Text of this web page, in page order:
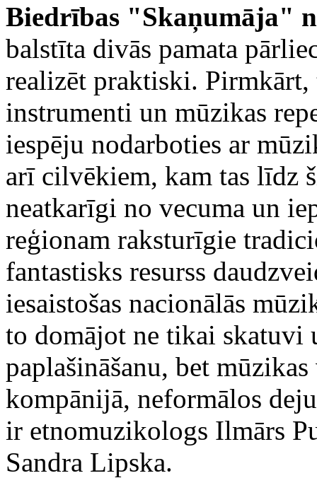
Biedrības "Skaņumāja"
balstīta divās pamata
realizēt praktiski.
instrumenti un mūzikas
iespēju nodarboties ar
arī cilvēkiem, kam tas līdz
neatkarīgi no vecuma un
reģionam raksturīgie
fantastisks resurss
iesaistošas nacionālās
to domājot ne tikai skatuvi
paplašināšanu, bet
kompānijā, neformālos
ir etnomuzikologs Ilmārs
Sandra Lipska.